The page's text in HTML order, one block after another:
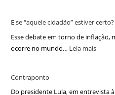
E se “aquele cidadão” estiver certo?
Esse debate em torno de inflação,
ocorre no mundo… Leia mais
Contraponto
Do presidente Lula, em entrevista à